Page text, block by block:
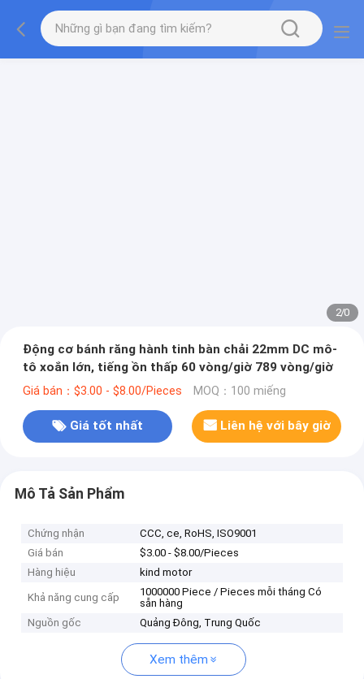
2/0
Động cơ bánh răng hành tinh bàn chải 22mm DC mô-
tô xoắn lớn, tiếng ồn thấp 60 vòng/giờ 789 vòng/giờ
Giá bán：$3.00 - $8.00/Pieces MOQ：100 miếng
Giá tốt nhất Liên hệ với bây giờ
Mô Tả Sản Phẩm
Chứng nhận
CCC, ce, RoHS, ISO9001
Giá bán
$3.00 - $8.00/Pieces
Hàng hiệu
kind motor
Khả năng cung cấp
1000000 Piece / Pieces mỗi tháng Có
sẵn hàng
Nguồn gốc
Quảng Đông, Trung Quốc
Xem thêm